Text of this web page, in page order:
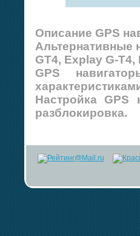
Описание GPS
Альтернативные
GT4, Explay G-
GPS
Настройка GPS
разблокировка.